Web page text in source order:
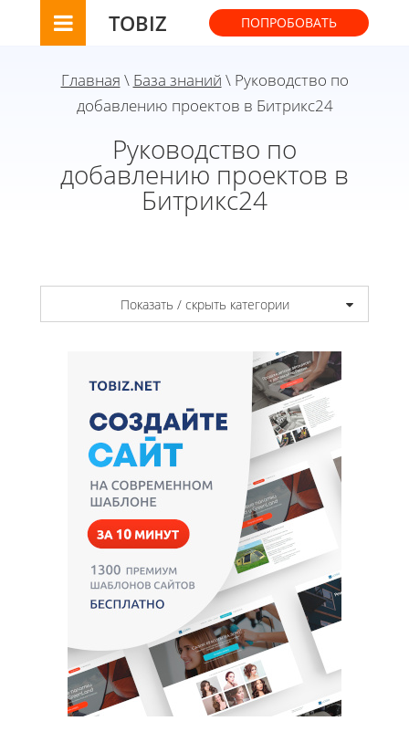
TOBIZ ПОПРОБОВАТЬ
Главная \ База знаний \ Руководство по
добавлению проектов в Битрикс24
Руководство по
добавлению проектов в
Битрикс24
Показать / скрыть категории